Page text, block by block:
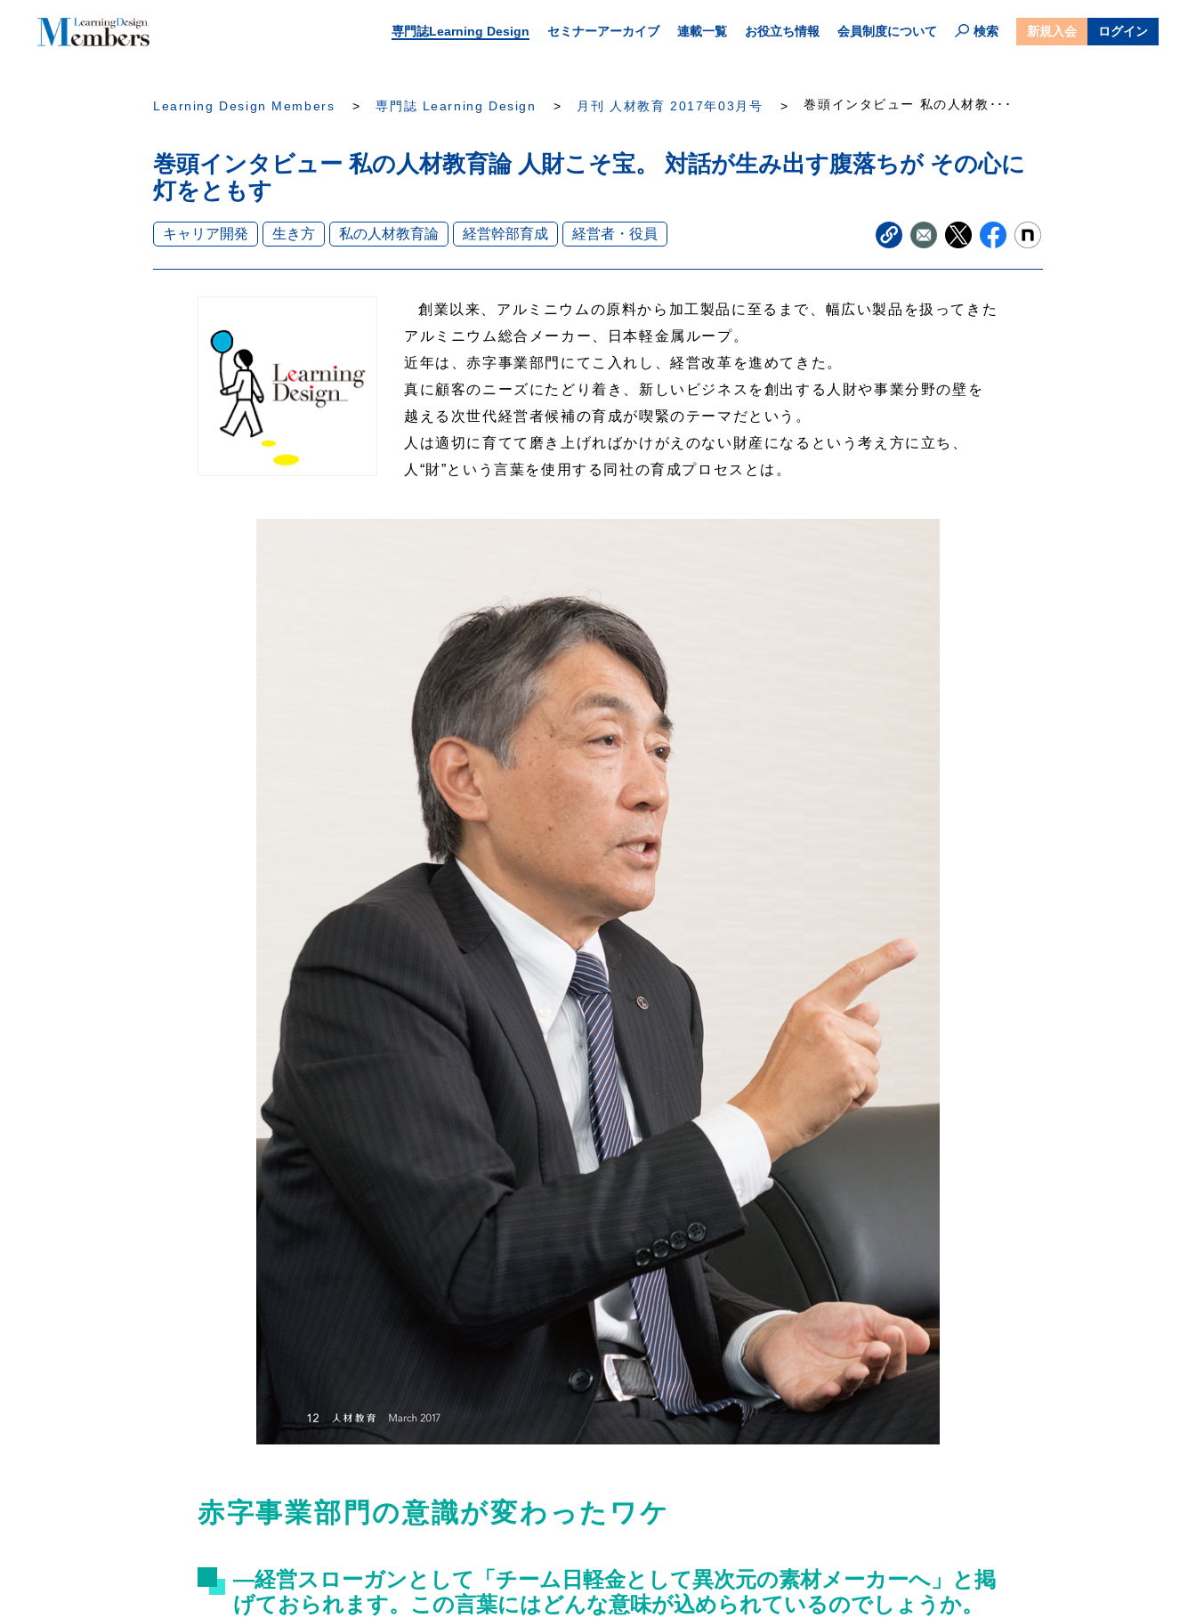
専門誌Learning Design セミナーアーカイブ 連載一覧 お役立ち情報 会員制度について 検索 新規入会 ログイン
Learning Design Members 専門誌 Learning Design 月刊 人材教育 2017年03月号 巻頭インタビュー 私の人材教･･･
巻頭インタビュー 私の人材教育論 人財こそ宝。 対話が生み出す腹落ちが その心に
灯をともす
キャリア開発 生き方 私の人材教育論 経営幹部育成 経営者・役員
創業以来、アルミニウムの原料から加工製品に至るまで、幅広い製品を扱ってきた
アルミニウム総合メーカー、日本軽金属ループ。
近年は、赤字事業部門にてこ入れし、経営改革を進めてきた。
真に顧客のニーズにたどり着き、新しいビジネスを創出する人財や事業分野の壁を
越える次世代経営者候補の育成が喫緊のテーマだという。
人は適切に育てて磨き上げればかけがえのない財産になるという考え方に立ち、
人“財”という言葉を使用する同社の育成プロセスとは。
赤字事業部門の意識が変わったワケ
―経営スローガンとして「チーム日軽金として異次元の素材メーカーへ」と掲
げておられます。この言葉にはどんな意味が込められているのでしょうか。